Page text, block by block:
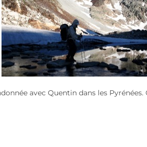
avec Quentin dans les Pyrénées.